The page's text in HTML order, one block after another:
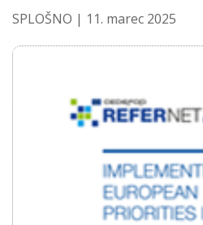
SPLOŠNO | 11. marec 2025